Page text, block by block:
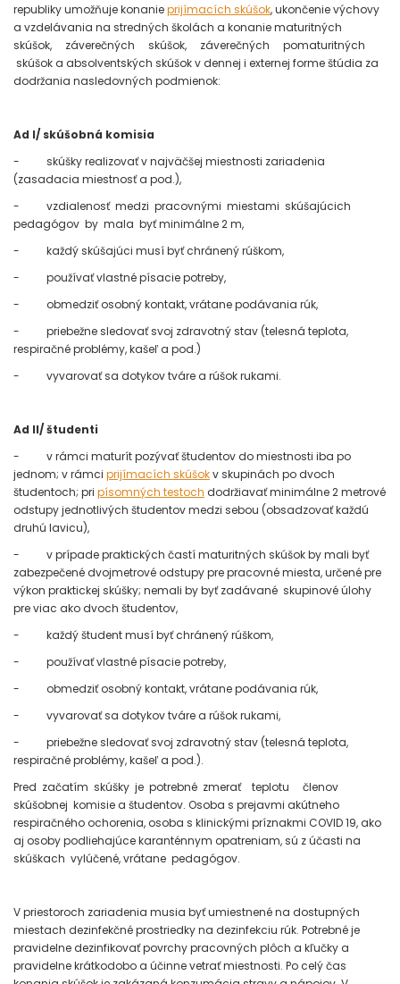
republiky umožňuje konanieprijímacích skúšok, ukončenie výchovy
a vzdelávania na stredných školách a konanie maturitných
skúšok, záverečných skúšok, záverečných pomaturitných
skúšok a absolventských skúšok v dennej i externej forme štúdia za
dodržania nasledovných podmienok:
Ad I/ skúšobná komisia
- skúšky realizovať v najväčšej miestnosti zariadenia
(zasadacia miestnosť a pod.),
- vzdialenosť medzi pracovnými miestami skúšajúcich
pedagógov by mala byť minimálne 2 m,
- každý skúšajúci musí byť chránený rúškom,
- používať vlastné písacie potreby,
- obmedziť osobný kontakt, vrátane podávania rúk,
- priebežne sledovať svoj zdravotný stav (telesná teplota,
respiračné problémy, kašeľ a pod.)
- vyvarovať sa dotykov tváre a rúšok rukami.
Ad II/ študenti
- v rámci maturít pozývať študentov do miestnosti iba po
jednom; v rámci prijímacích skúšokv skupinách po dvoch
študentoch; pri písomných testoch dodržiavať minimálne 2 metrové
odstupy jednotlivých študentov medzi sebou (obsadzovať každú
druhú lavicu),
- v prípade praktických častí maturitných skúšok by mali byť
zabezpečené dvojmetrové odstupy pre pracovné miesta, určené pre
výkon praktickej skúšky; nemali by byť zadávané skupinové úlohy
pre viac ako dvoch študentov,
- každý študent musí byť chránený rúškom,
- používať vlastné písacie potreby,
- obmedziť osobný kontakt, vrátane podávania rúk,
- vyvarovať sa dotykov tváre a rúšok rukami,
- priebežne sledovať svoj zdravotný stav (telesná teplota,
respiračné problémy, kašeľ a pod.).
Pred začatím skúšky je potrebné zmerať teplotu členov
skúšobnej komisie a študentov. Osoba s prejavmi akútneho
respiračného ochorenia, osoba s klinickými príznakmi COVID 19, ako
aj osoby podliehajúce karanténnym opatreniam, sú z účasti na
skúškach vylúčené, vrátane pedagógov.
V priestoroch zariadenia musia byť umiestnené na dostupných
miestach dezinfekčné prostriedky na dezinfekciu rúk. Potrebné je
pravidelne dezinfikovať povrchy pracovných plôch a kľučky a
pravidelne krátkodobo a účinne vetrať miestnosti. Po celý čas